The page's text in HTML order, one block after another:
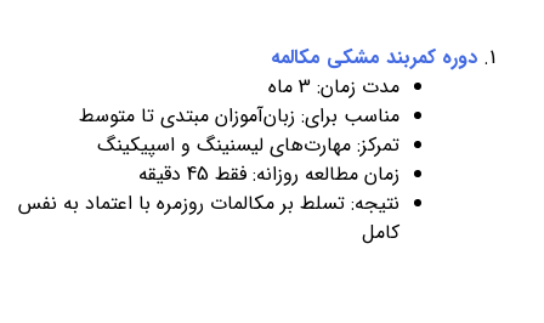
دوره کمربند مشکی مکالمه
مدت زمان: 3 ماه
مناسب برای: زبان‌آموزان مبتدی تا متوسط
تمرکز: مهارت‌های لیسنینگ و اسپیکینگ
زمان مطالعه روزانه: فقط 45 دقیقه
نتیجه: تسلط بر مکالمات روزمره با اعتماد به نفس
کامل